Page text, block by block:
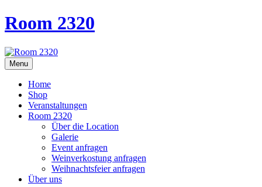
Room 2320
Menu
Home
Shop
Veranstaltungen
Room 2320
Über die Location
Galerie
Event anfragen
Weinverkostung anfragen
Weihnachtsfeier anfragen
Über uns